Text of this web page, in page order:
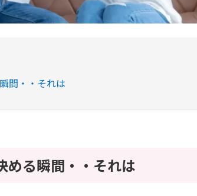
間・・それは
める瞬間・・それは